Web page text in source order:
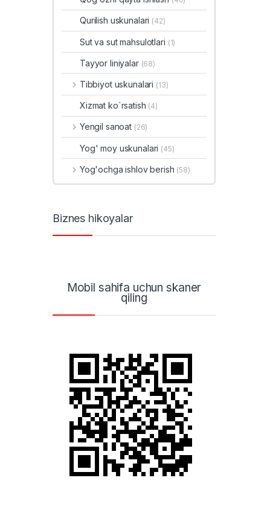
Qurilish uskunalari (42)
Sut va sut mahsulotlari (1)
Tayyor liniyalar (68)
Tibbiyot uskunalari (13)
Xizmat ko`rsatish (4)
Yengil sanoat (26)
Yog' moy uskunalari (45)
Yog'ochga ishlov berish (58)
Biznes hikoyalar
Mobil sahifa uchun skaner
qiling